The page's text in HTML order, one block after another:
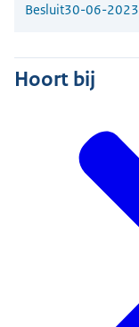
Besluit30-06-2023
Hoort bij